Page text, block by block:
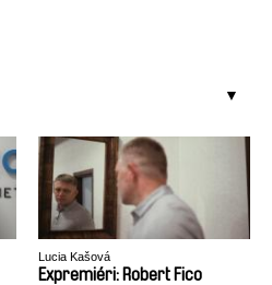
Lucia Kašová
Expremiéri: Robert Fico